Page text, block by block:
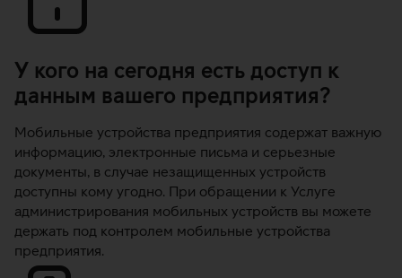
У кого на сегодня есть доступ к
данным вашего предприятия?
Мобильные устройства предприятия содержат важную
информацию, электронные письма и серьезные
документы, в случае незащищенных устройств
доступны кому угодно. При обращении к Услуге
администрирования мобильных устройств вы можете
держать под контролем мобильные устройства
предприятия.